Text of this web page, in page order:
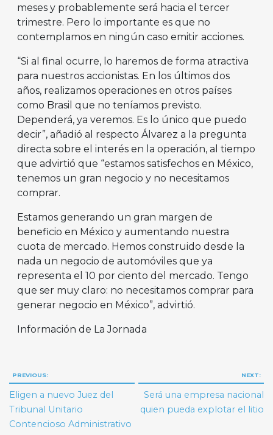
meses y probablemente será hacia el tercer
trimestre. Pero lo importante es que no
contemplamos en ningún caso emitir acciones.
“Si al final ocurre, lo haremos de forma atractiva
para nuestros accionistas. En los últimos dos
años, realizamos operaciones en otros países
como Brasil que no teníamos previsto.
Dependerá, ya veremos. Es lo único que puedo
decir”, añadió al respecto Álvarez a la pregunta
directa sobre el interés en la operación, al tiempo
que advirtió que “estamos satisfechos en México,
tenemos un gran negocio y no necesitamos
comprar.
Estamos generando un gran margen de
beneficio en México y aumentando nuestra
cuota de mercado. Hemos construido desde la
nada un negocio de automóviles que ya
representa el 10 por ciento del mercado. Tengo
que ser muy claro: no necesitamos comprar para
generar negocio en México”, advirtió.
Información de La Jornada
Navegación
de
entradas
PREVIOUS:
Eligen a nuevo Juez del
Tribunal Unitario
Contencioso Administrativo
NEXT:
Será una empresa nacional
quien pueda explotar el litio